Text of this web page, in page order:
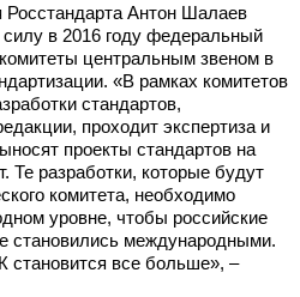
Росстандарта Антон Шалаев
в 2016 году федеральный
центральным звеном в
«В рамках комитетов
стандартов,
проходит экспертиза и
проекты стандартов на
Те разработки, которые будут
комитета, необходимо
уровне, чтобы российские
становились международными.
становится все больше», –